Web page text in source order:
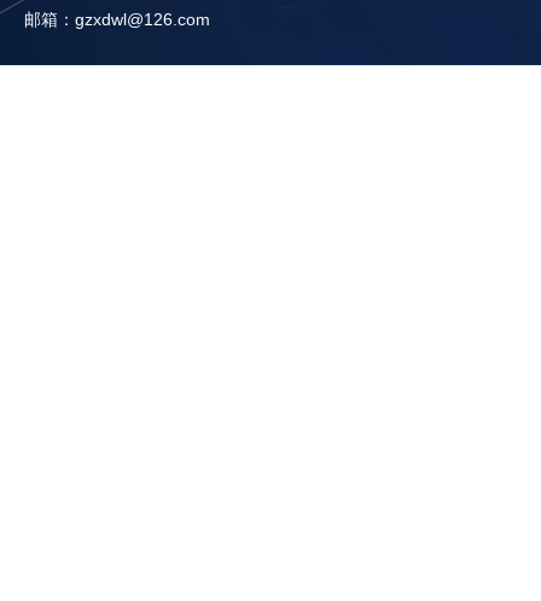
邮箱：gzxdwl@126.com